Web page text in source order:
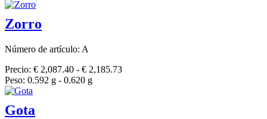
Zorro
Número de artículo: A
Precio: € 2,087.40 - € 2,185.73
Peso: 0.592 g - 0.620 g
Gota